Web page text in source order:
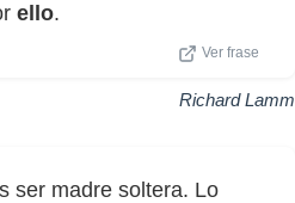
ello.
Ver frase
Richard Lamm
ser madre soltera. Lo